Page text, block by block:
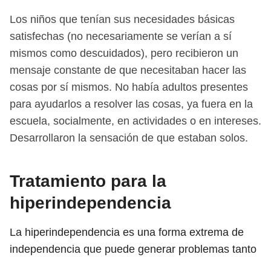
Los niños que tenían sus necesidades básicas
satisfechas (no necesariamente se verían a sí
mismos como descuidados), pero recibieron un
mensaje constante de que necesitaban hacer las
cosas por sí mismos. No había adultos presentes
para ayudarlos a resolver las cosas, ya fuera en la
escuela, socialmente, en actividades o en intereses.
Desarrollaron la sensación de que estaban solos.
Tratamiento para la
hiperindependencia
La hiperindependencia es una forma extrema de
independencia que puede generar problemas tanto